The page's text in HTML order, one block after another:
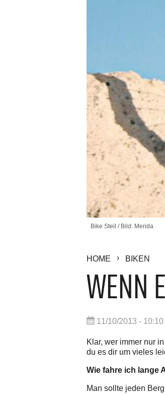
Bike Steil / Bild: Merida
HOME BIKEN
WENN
11/10/2013 - 10:10
Klar, wer immer nur
du es dir um vieles
Wie fahre ich lange
Man sollte jeden